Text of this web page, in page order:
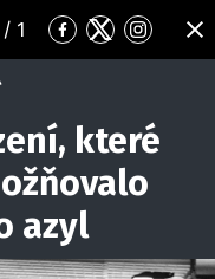
/ 1
Přejít
na
Přejít
na
Přejít
na
které
azyl